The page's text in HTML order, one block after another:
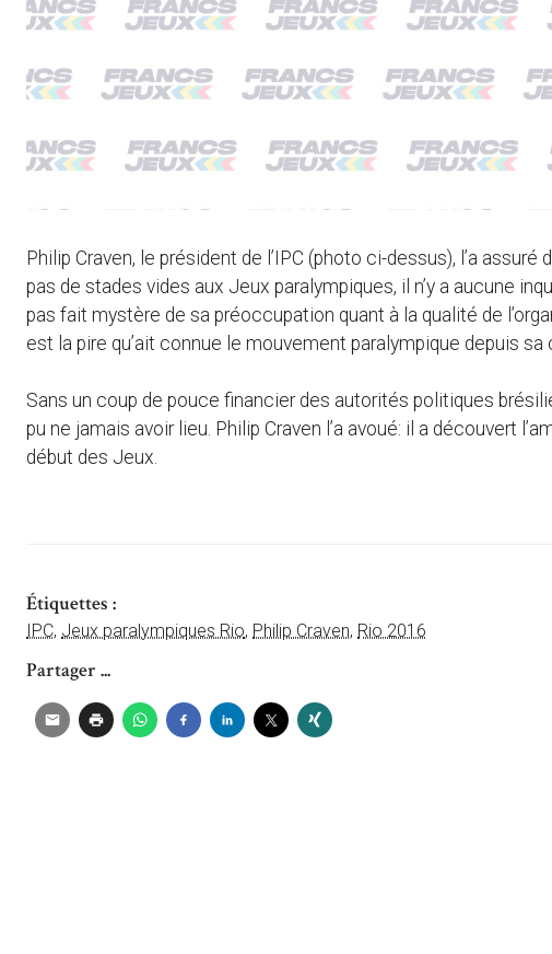
Philip Craven, le président de l’IPC (photo ci-dessus), l’a assuré
pas de stades vides aux Jeux paralympiques, il n’y a aucune
pas fait mystère de sa préoccupation quant à la qualité de
est la pire qu’ait connue le mouvement paralympique depuis sa
Sans un coup de pouce financier des autorités politiques
pu ne jamais avoir lieu. Philip Craven l’a avoué: il a découvert
début des Jeux.
Étiquettes :
IPC, Jeux paralympiques Rio, Philip Craven, Rio 2016
Partager ...